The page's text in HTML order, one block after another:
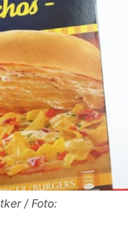
/ Foto: